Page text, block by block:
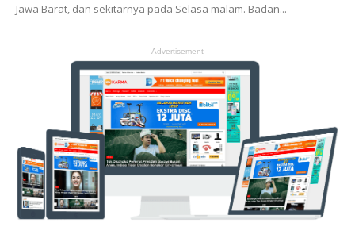
Jawa Barat, dan sekitarnya pada Selasa malam. Badan...
- Advertisement -